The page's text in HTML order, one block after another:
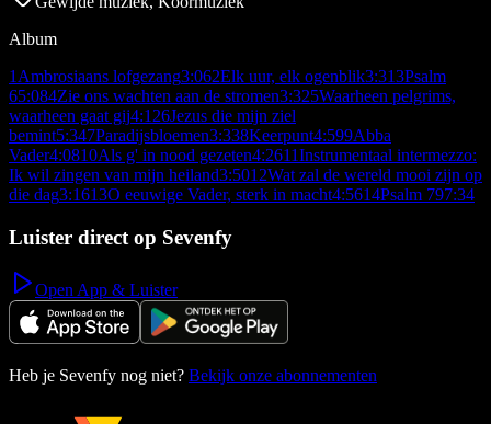
Album
1 Ambrosiaans lofgezang3:062Elk uur, elk ogenblik3:313Psalm
65:084Zie ons wachten aan de stromen3:325Waarheen pelgrims,
waarheen gaat gij4:126Jezus die mijn ziel
bemint5:347Paradijsbloemen3:338Keerpunt4:599Abba
Vader4:0810Als g' in nood gezeten4:2611Instrumentaal intermezzo:
Ik wil zingen van mijn heiland3:5012Wat zal de wereld mooi zijn op
die dag3:1613O eeuwige Vader, sterk in macht4:5614Psalm 797:34
Luister direct op Sevenfy
Open App & Luister
Heb je Sevenfy nog niet? Bekijk onze abonnementen